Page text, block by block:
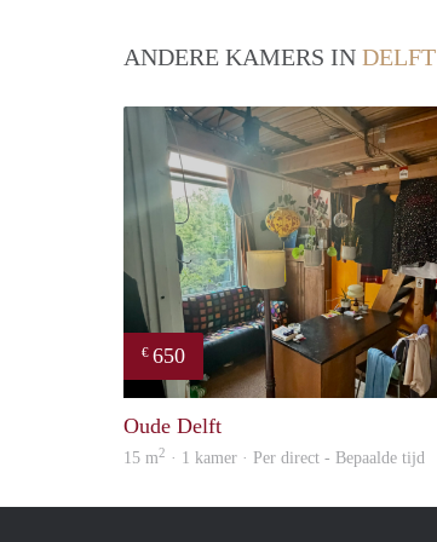
ANDERE KAMERS IN DELFT
€ 650
Oude Delft
15 m2 · 1 kamer · Per direct - Bepaalde tijd